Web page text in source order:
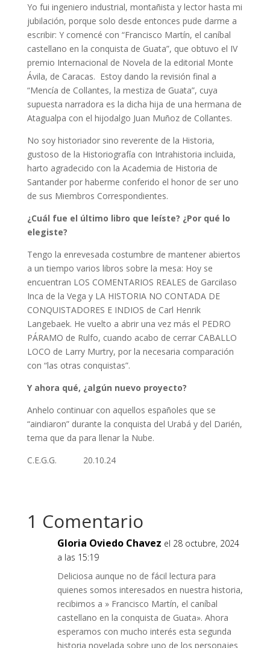
Yo fui ingeniero industrial, montañista y lector hasta mi
jubilación, porque solo desde entonces pude darme a
escribir: Y comencé con “Francisco Martín, el caníbal
castellano en la conquista de Guata”, que obtuvo el IV
premio Internacional de Novela de la editorial Monte
Ávila, de Caracas. Estoy dando la revisión final a
“Mencía de Collantes, la mestiza de Guata”, cuya
supuesta narradora es la dicha hija de una hermana de
Atagualpa con el hijodalgo Juan Muñoz de Collantes.
No soy historiador sino reverente de la Historia,
gustoso de la Historiografía con Intrahistoria incluida,
harto agradecido con la Academia de Historia de
Santander por haberme conferido el honor de ser uno
de sus Miembros Correspondientes.
¿Cuál fue el último libro que leíste? ¿Por qué lo
elegiste?
Tengo la enrevesada costumbre de mantener abiertos
a un tiempo varios libros sobre la mesa: Hoy se
encuentran LOS COMENTARIOS REALES de Garcilaso
Inca de la Vega y LA HISTORIA NO CONTADA DE
CONQUISTADORES E INDIOS de Carl Henrik
Langebaek. He vuelto a abrir una vez más el PEDRO
PÁRAMO de Rulfo, cuando acabo de cerrar CABALLO
LOCO de Larry Murtry, por la necesaria comparación
con “las otras conquistas”.
Y ahora qué, ¿algún nuevo proyecto?
Anhelo continuar con aquellos españoles que se
“aindiaron” durante la conquista del Urabá y del Darién,
tema que da para llenar la Nube.
C.E.G.G. 20.10.24
1 Comentario
Gloria Oviedo Chavez el 28 octubre, 2024
a las 15:19
Deliciosa aunque no de fácil lectura para
quienes somos interesados en nuestra historia,
recibimos a » Francisco Martín, el caníbal
castellano en la conquista de Guata». Ahora
esperamos con mucho interés esta segunda
historia novelada sobre uno de los personajes